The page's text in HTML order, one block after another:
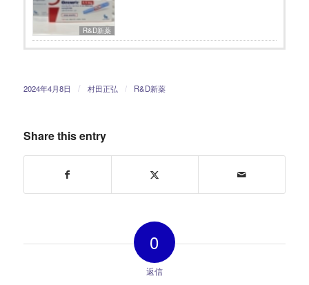
R&D新薬
2024年4月8日 / 村田正弘 / R&D新薬
Share this entry
0
返信